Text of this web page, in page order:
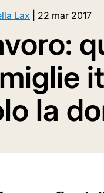
Lax 22 mar 2017
la